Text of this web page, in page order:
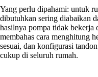
Yang perlu dipahami: untuk
dibutuhkan sering diabaikan
hasilnya pompa tidak
membahas cara menghitung
sesuai, dan konfigurasi
cukup di seluruh rumah.